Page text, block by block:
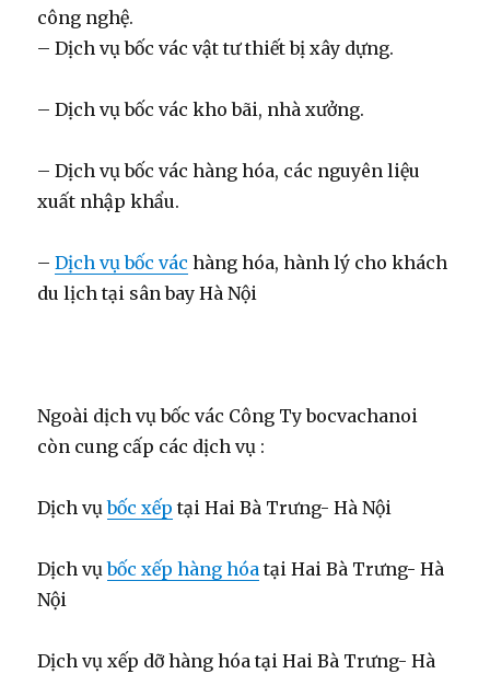
công nghệ.
– Dịch vụ bốc vác vật tư thiết bị xây dựng.
– Dịch vụ bốc vác kho bãi, nhà xưởng.
– Dịch vụ bốc vác hàng hóa, các nguyên liệu
xuất nhập khẩu.
–Dịch vụ bốc vác hàng hóa, hành lý cho khách
du lịch tại sân bay Hà Nội
Ngoài dịch vụ bốc vác Công Ty bocvachanoi
còn cung cấp các dịch vụ :
Dịch vụbốc xếp tại Hai Bà Trưng- Hà Nội
Dịch vụbốc xếp hàng hóa tại Hai Bà Trưng- Hà
Nội
Dịch vụ xếp dỡ hàng hóa tại Hai Bà Trưng- Hà